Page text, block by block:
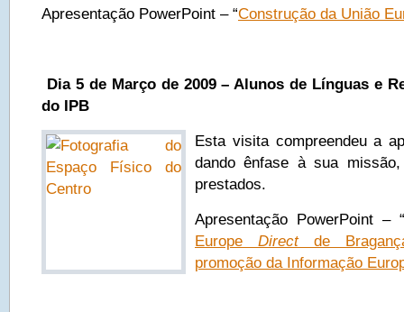
Apresentação PowerPoint – “Construção da União
Dia 5 de Março de 2009 – Alunos de Línguas e
do IPB
Esta visita compreendeu a
dando ênfase à sua
prestados.
Apresentação PowerPoint – “
Europe Directde
promoção da Informação